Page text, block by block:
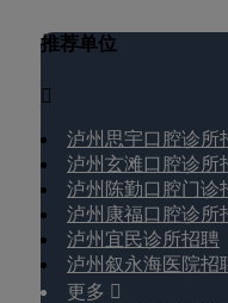
推荐单位

泸州思宇口腔诊所
泸州玄滩口腔诊所
泸州陈勤口腔门诊
泸州康福口腔诊所
泸州宜民诊所招聘
泸州叙永海医院招
更多 